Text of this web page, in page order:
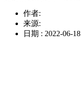
作者:
来源:
日期 : 2022-06-18